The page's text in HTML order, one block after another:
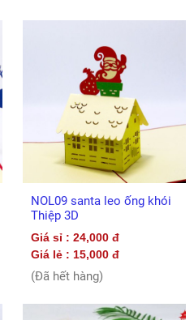
NOL09 santa leo ống khói
Thiệp 3D
Giá sỉ : 24,000 đ
Giá lẻ : 15,000 đ
(Đã hết hàng)